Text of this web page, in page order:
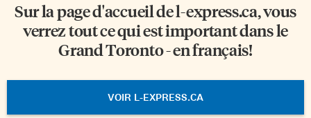
Sur la page d'accueil del-express.ca, vous
verrez tout ce qui est important dans le
Grand Toronto - en français!
VOIR L-EXPRESS.CA